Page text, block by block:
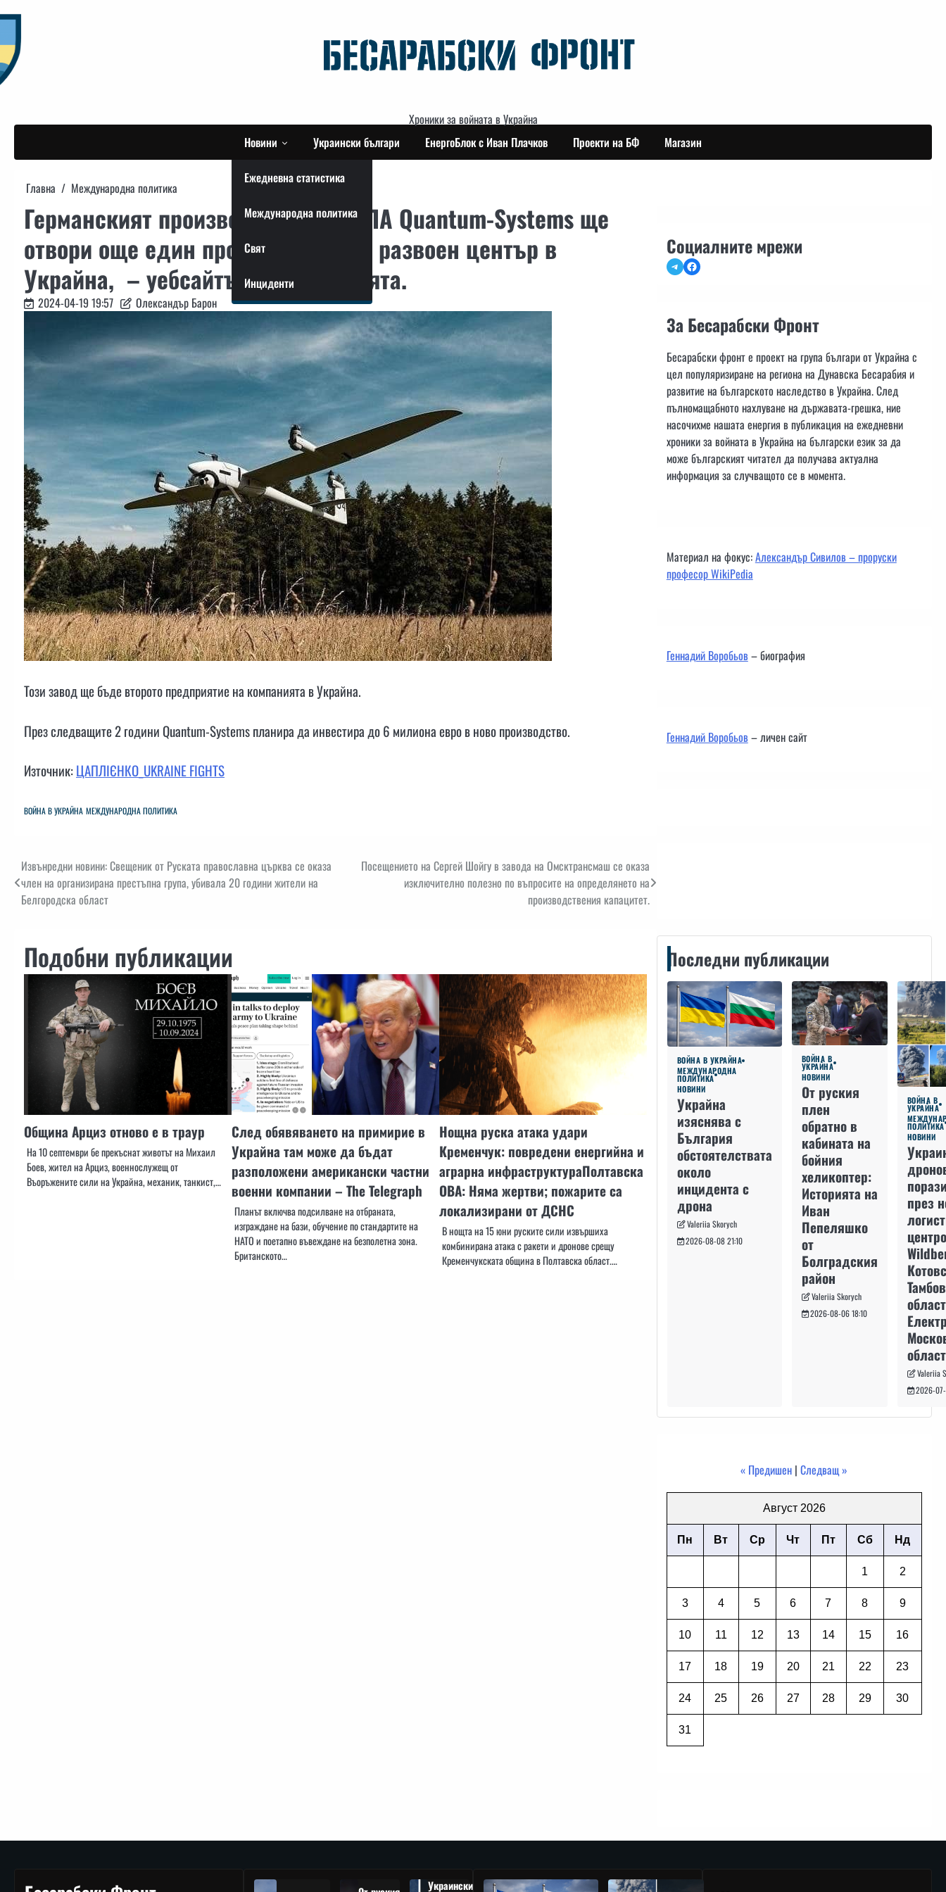
to
content
Хроники за войната в Украйна
Новини
Ежедневна статистика
Международна политика
Свят
Инциденти
Украински българи ЕнергоБлок с Иван Плачков Проекти на БФ Магазин
Главна Международна политика
Германският производител на БПЛА Quantum-Systems ще
отвори още един производствен и развоен център в
Украйна, – уебсайтът на компанията.
2024-04-19 19:57 Олександър Барон
Този завод ще бъде второто предприятие на компанията в Украйна.
През следващите 2 години Quantum-Systems планира да инвестира до 6 милиона евро в ново производство.
Източник:ЦАПЛІЄНКО_UKRAINE FIGHTS
ВОЙНА В УКРАЙНА МЕЖДУНАРОДНА ПОЛИТИКА
Навигация
Извънредни новини: Свещеник от Руската православна църква се оказа
член на организирана престъпна група, убивала 20 години жители на
Белгородска област
Посещението на Сергей Шойгу в завода на Омсктрансмаш се оказа
изключително полезно по въпросите на определянето на
производствения капацитет.
Подобни публикации
Община Арциз отново е в траур
На 10 септември бе прекъснат животът на Михаил
Боев, жител на Арциз, военнослужещ от
Въоръжените сили на Украйна, механик, танкист,…
След обявяването на примирие в
Украйна там може да бъдат
разположени американски частни
военни компании – The Telegraph
Планът включва подсилване на отбраната,
изграждане на бази, обучение по стандартите на
НАТО и поетапно въвеждане на безполетна зона.
Британското…
Нощна руска атака удари
Кременчук: повредени енергийна и
аграрна инфраструктураПолтавска
ОВА: Няма жертви; пожарите са
локализирани от ДСНС
В нощта на 15 юни руските сили извършиха
комбинирана атака с ракети и дронове срещу
Кременчукската община в Полтавска област.…
Социалните мрежи
TelegramFacebook
За Бесарабски Фронт
Бесарабски фронт е проект на група българи от Украйна с
цел популяризиране на региона на Дунавска Бесарабия и
развитие на българското наследство в Украйна. След
пълномащабното нахлуване на държавата-грешка, ние
насочихме нашата енергия в публикация на ежедневни
хроники за войната в Украйна на български език за да
може българският читател да получава актуална
информация за случващото се в момента.
Материал на фокус:Александър Сивилов – проруски
професор WikiPedia
Геннадий Воробьов– биография
Геннадий Воробьов– личен сайт
Последни публикации
ВОЙНА В УКРАЙНА
МЕЖДУНАРОДНА
ПОЛИТИКА
НОВИНИ
Украйна
изяснява с
България
обстоятелствата
около
инцидента с
дрона
Valeriia Skorych
2026-08-08 21:10
ВОЙНА В
УКРАЙНА
НОВИНИ
От руския
плен
обратно в
кабината на
бойния
хеликоптер:
Историята на
Иван
Пепеляшко
от
Болградския
район
Valeriia Skorych
2026-08-06 18:10
ВОЙНА В
УКРАЙНА
ПОЛИТИКА
НОВИНИ
през
област
Valeriia
2026-
« Предишен |Следващ »
Август 2026
Пн Вт Ср Чт Пт Сб Нд
1 2
3 4 5 6 7 8 9
10 11 12 13 14 15 16
17 18 19 20 21 22 23
24 25 26 27 28 29 30
31
Украински